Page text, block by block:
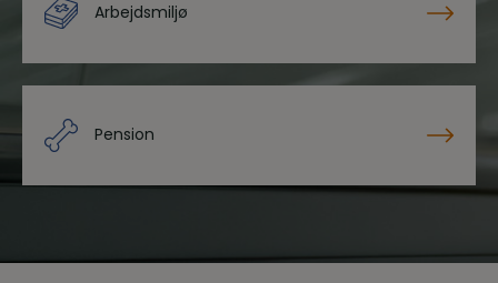
Arbejdsmiljø
Pension